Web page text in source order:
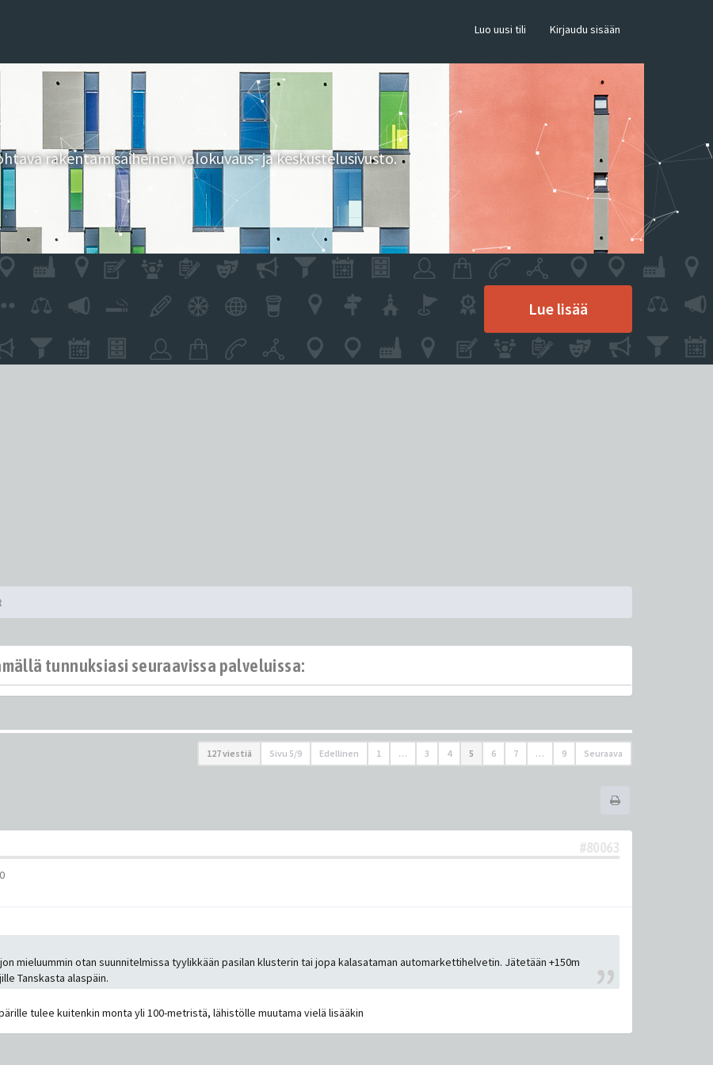
Luo uusi tili Kirjaudu sisään
rakentamisaiheinen valokuvaus- ja keskustelusivusto.
Lue lisää
tunnuksiasi seuraavissa palveluissa:
127 viestiä Sivu 5/9 Edellinen 1 … 3 4 5 6 7 … 9 Seuraava
#80063
mieluummin otan suunnitelmissa tyylikkään pasilan klusterin tai jopa kalasataman automarkettihelvetin. Jätetään +150m
Tanskasta alaspäin.
tulee kuitenkin monta yli 100-metristä, lähistölle muutama vielä lisääkin